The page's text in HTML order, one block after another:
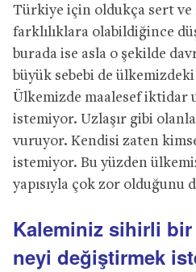
Türkiye için oldukça sert
farklılıklara olabildiğince
burada ise asla o şekilde
büyük sebebi de
Ülkemizde maalesef iktidar
istemiyor. Uzlaşır gibi
vuruyor. Kendisi zaten
istemiyor. Bu yüzden
yapısıyla çok zor olduğunu
Kaleminiz sihirli bir
neyi değiştirmek